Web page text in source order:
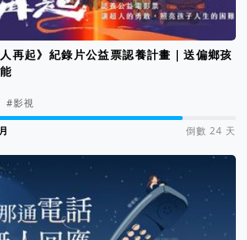
再起》紀錄片公益票認養計畫｜送偏鄉孩
#影視
倒數 24 天